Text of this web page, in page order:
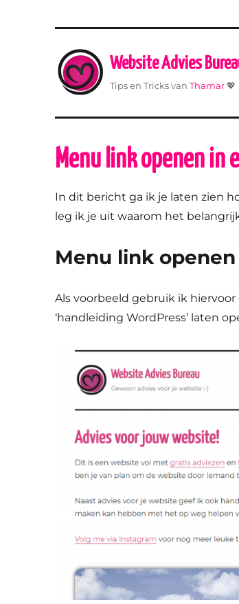
Website Advies
Tips en Tricks vanThamar💖
Menu link openen in
In dit bericht ga ik je laten zien
leg ik je uit waarom het
Menu link
Als voorbeeld gebruik ik
‘handleiding WordPress’ laten